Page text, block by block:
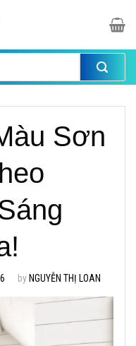
Sơn
by NGUYỄN THỊ LOAN